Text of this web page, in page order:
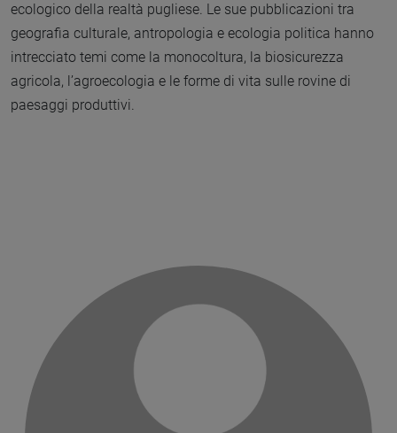
ecologico della realtà pugliese. Le sue pubblicazioni tra
geografia culturale, antropologia e ecologia politica hanno
intrecciato temi come la monocoltura, la biosicurezza
agricola, l’agroecologia e le forme di vita sulle rovine di
paesaggi produttivi.